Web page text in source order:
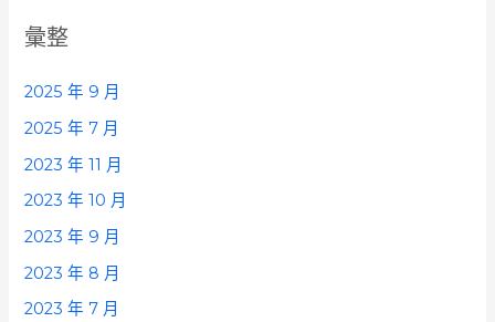
彙整
2025 年 9 月
2025 年 7 月
2023 年 11 月
2023 年 10 月
2023 年 9 月
2023 年 8 月
2023 年 7 月